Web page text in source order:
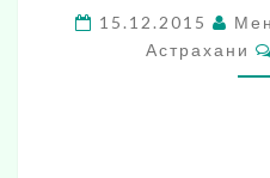
15.12.2015
Астрахани